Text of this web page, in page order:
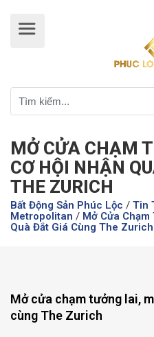
MỞ CỬA CHẠM
CƠ HỘI NHẬN
THE ZURICH
Bất Động Sản Phúc Lộc / Tin
Metropolitan / Mở Cửa
Quà Đắt Giá Cùng The Zurich
Mở cửa chạm tưởng lai,
cùng The Zurich